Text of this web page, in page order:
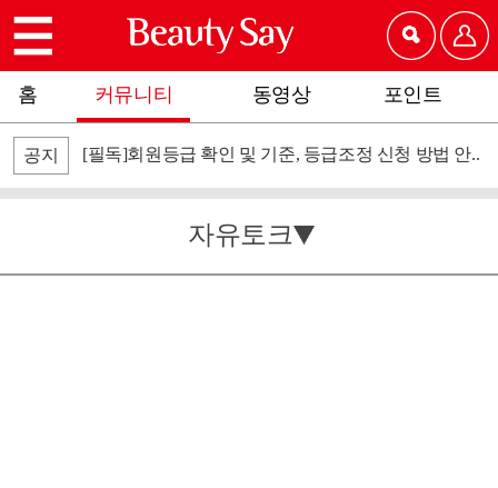
홈 커뮤니티 동영상 포인트
공지 [필독]회원등급 확인 및 기준, 등급조정 신청 방법 안..
자유토크